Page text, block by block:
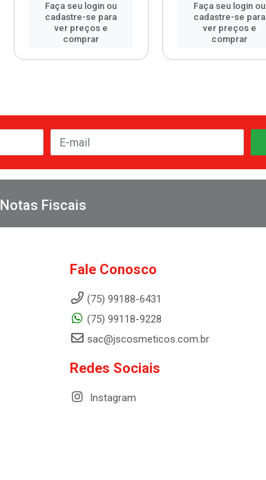
Faça seu login ou
cadastre-se para
ver preços e
comprar
Faça seu login ou
cadastre-se para
ver preços e
comprar
Notas Fiscais
Fale Conosco
(75) 99188-6431
(75) 99118-9228
sac@jscosmeticos.com.br
Redes Sociais
Instagram